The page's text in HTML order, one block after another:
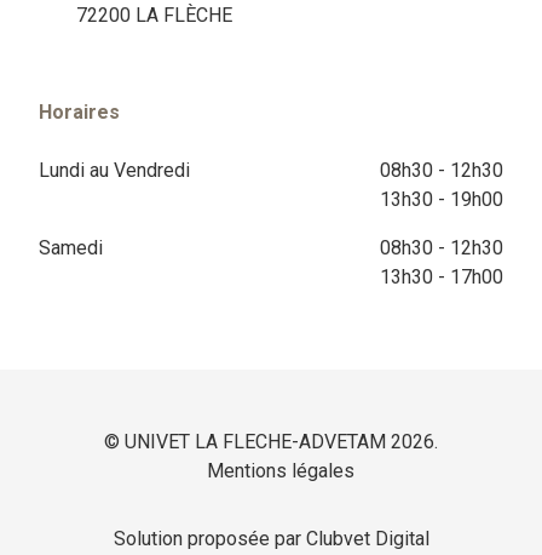
72200 LA FLÈCHE
Horaires
Lundi au Vendredi
08h30 - 12h30
13h30 - 19h00
Samedi
08h30 - 12h30
13h30 - 17h00
© UNIVET LA FLECHE-ADVETAM 2026.
Mentions légales
Solution proposée par Clubvet Digital